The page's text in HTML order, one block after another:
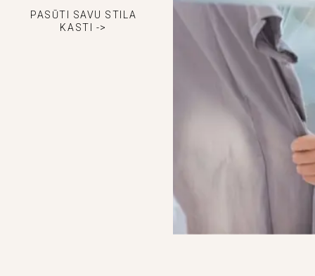
PASŪTI SAVU STILA
KASTI ->